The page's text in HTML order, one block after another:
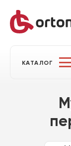
КАТАЛОГ